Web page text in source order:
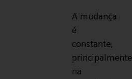
A mudança
é
constante,
principalmente
na